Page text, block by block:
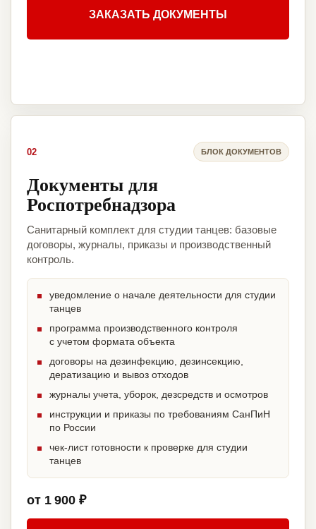
ЗАКАЗАТЬ ДОКУМЕНТЫ
02 БЛОК ДОКУМЕНТОВ
Документы для
Роспотребнадзора
Санитарный комплект для студии танцев: базовые
договоры, журналы, приказы и производственный
контроль.
уведомление о начале деятельности для студии
танцев
программа производственного контроля
с учетом формата объекта
договоры на дезинфекцию, дезинсекцию,
дератизацию и вывоз отходов
журналы учета, уборок, дезсредств и осмотров
инструкции и приказы по требованиям СанПиН
по России
чек-лист готовности к проверке для студии
танцев
от 1 900 ₽